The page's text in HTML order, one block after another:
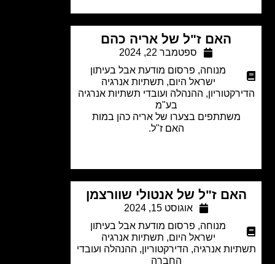
האם ז"ל של אריה כהם
ספטמבר 22, 2024
מנוחה
פרסום מודעת אבל בעיתון
ישראל היום,תשתיות אנרגיה
ההנהלה ועובדי תשתיות אנרגיה
משתתפים בצערו שלאריה כהן במות
האם ז"ל.
ז"ל של אנטולי שוורצמן
אוגוסט 15, 2024
מנוחה
פרסום מודעת אבל בעיתון
ישראל היום,תשתיות אנרגיה
אנרגיה, הדירקטוריון, ההנהלה ועובדי